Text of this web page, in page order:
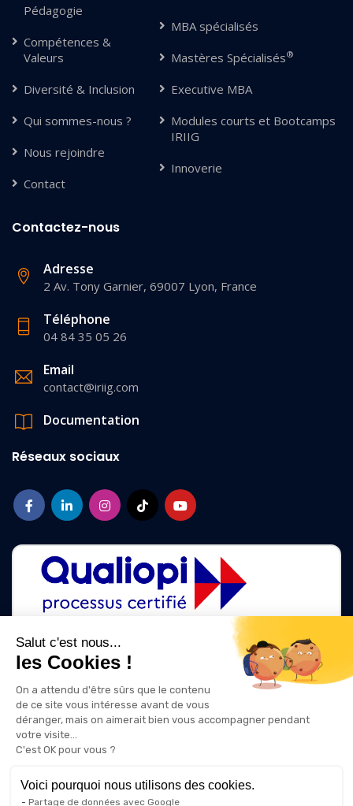
Salut c'est nous...
les Cookies !
On a attendu d'être sûrs que le contenu
de ce site vous intéresse avant de vous
déranger, mais on aimerait bien vous accompagner pendant
votre visite...
C'est OK pour vous ?
Voici pourquoi nous utilisons des cookies.
Partage de données avec Google
Pédagogie
Compétences &
Valeurs
Diversité & Inclusion
Qui sommes-nous ?
Nous rejoindre
Contact
MBA spécialisés
Mastères Spécialisés®
Executive MBA
Modules courts et Bootcamps
IRIIG
Innoverie
Contactez-nous
Adresse
2 Av. Tony Garnier, 69007 Lyon, France
Téléphone
04 84 35 05 26
Email
contact@iriig.com
Documentation
Réseaux sociaux
La certification qualité a été délivrée au titre des catégories d'action
ACTIONS DE FORMATION
ACTIONS DE FORMATION PAR APPRENTISSAGE